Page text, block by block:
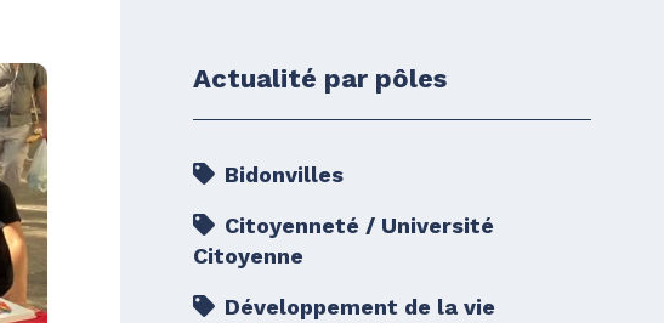
Actualité par pôles
Bidonvilles
Citoyenneté / Université
Citoyenne
Développement de la vie